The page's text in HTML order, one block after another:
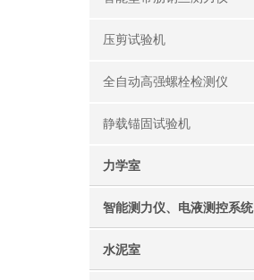
压剪试验机
全自动高强螺栓检测仪
静载锚固试验机
力学室
智能测力仪、电液测控系统
水泥室